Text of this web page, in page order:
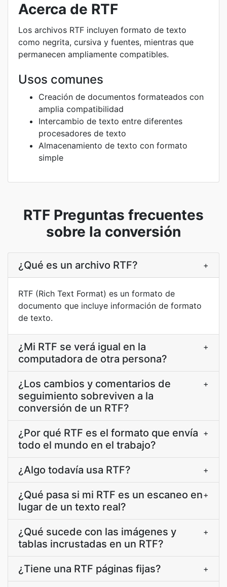
Acerca de RTF
Los archivos RTF incluyen formato de texto
como negrita, cursiva y fuentes, mientras que
permanecen ampliamente compatibles.
Usos comunes
Creación de documentos formateados con
amplia compatibilidad
Intercambio de texto entre diferentes
procesadores de texto
Almacenamiento de texto con formato
simple
RTF Preguntas frecuentes
sobre la conversión
¿Qué es un archivo RTF? +
RTF (Rich Text Format) es un formato de
documento que incluye información de formato
de texto.
¿Mi RTF se verá igual en la
computadora de otra persona?
+
¿Los cambios y comentarios de
seguimiento sobreviven a la
conversión de un RTF?
+
¿Por qué RTF es el formato que envía
todo el mundo en el trabajo?
+
¿Algo todavía usa RTF? +
¿Qué pasa si mi RTF es un escaneo en
lugar de un texto real?
+
¿Qué sucede con las imágenes y
tablas incrustadas en un RTF?
+
¿Tiene una RTF páginas fijas? +